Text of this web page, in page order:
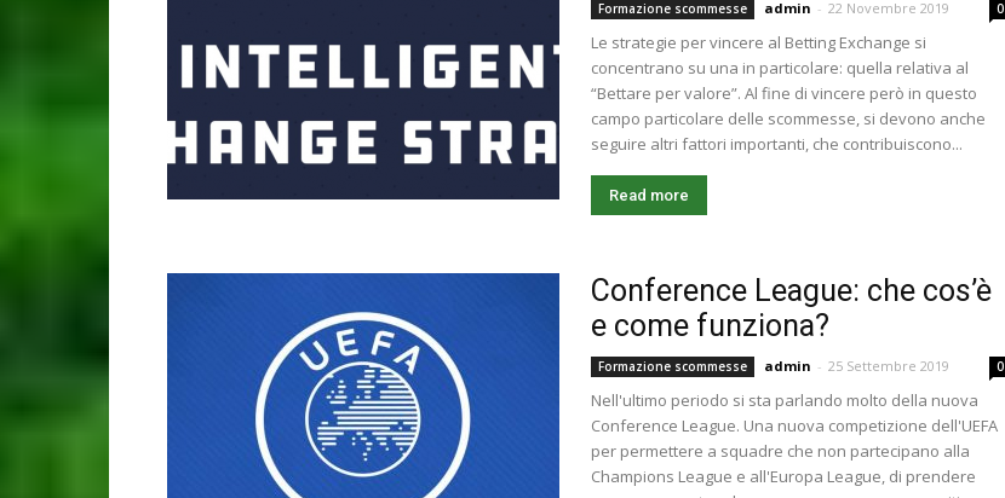
Formazione scommesse admin - 22 Novembre 2019 0
Le strategie per vincere al Betting Exchange si
concentrano su una in particolare: quella relativa al
“Bettare per valore”. Al fine di vincere però in questo
campo particolare delle scommesse, si devono anche
seguire altri fattori importanti, che contribuiscono...
Read more
Conference League: che cos’è
e come funziona?
Formazione scommesse admin - 25 Settembre 2019 0
Nell'ultimo periodo si sta parlando molto della nuova
Conference League. Una nuova competizione dell'UEFA
per permettere a squadre che non partecipano alla
Champions League e all'Europa League, di prendere